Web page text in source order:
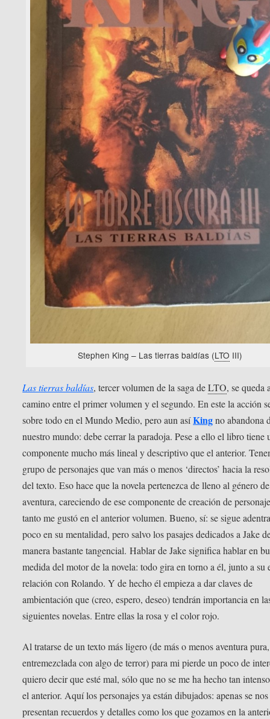
Stephen King – Las tierras baldías (LTO III)
Las tierras baldías, tercer volumen de la saga deLTO, se queda
camino entre el primer volumen y el segundo. En este la acción
sobre todo en el Mundo Medio, pero aun asíKingno abandona
nuestro mundo: debe cerrar la paradoja. Pese a ello el libro tiene
componente mucho más lineal y descriptivo que el anterior.
grupo de personajes que van más o menos ‘directos’ hacia la
del texto. Eso hace que la novela pertenezca de lleno al género
aventura, careciendo de ese componente de creación de
tanto me gustó en el anterior volumen. Bueno, sí: se sigue
poco en su mentalidad, pero salvo los pasajes dedicados a Jake
manera bastante tangencial. Hablar de Jake significa hablar en
medida del motor de la novela: todo gira en torno a él, junto a su
relación con Rolando. Y de hecho él empieza a dar claves de
ambientación que (creo, espero, deseo) tendrán importancia en
siguientes novelas. Entre ellas la rosa y el color rojo.
Al tratarse de un texto más ligero (de más o menos aventura pura,
entremezclada con algo de terror) para mi pierde un poco de
quiero decir que esté mal, sólo que no se me ha hecho tan
el anterior. Aquí los personajes ya están dibujados: apenas se nos
presentan recuerdos y detalles como los que gozamos en la